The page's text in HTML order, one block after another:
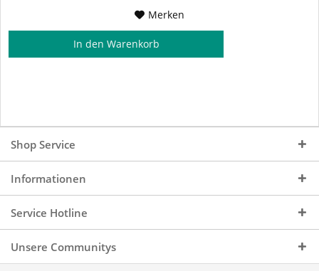
Merken
In den Warenkorb
Shop Service
Informationen
Service Hotline
Unsere Communitys